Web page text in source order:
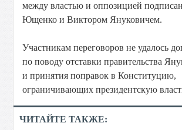
между властью и оппозицией
Ющенко и Виктором Януковичем.
Участникам переговоров не удалось
по поводу отставки правительства
и принятия поправок в Конституцию,
ограничивающих президентскую
ЧИТАЙТЕ ТАКЖЕ: